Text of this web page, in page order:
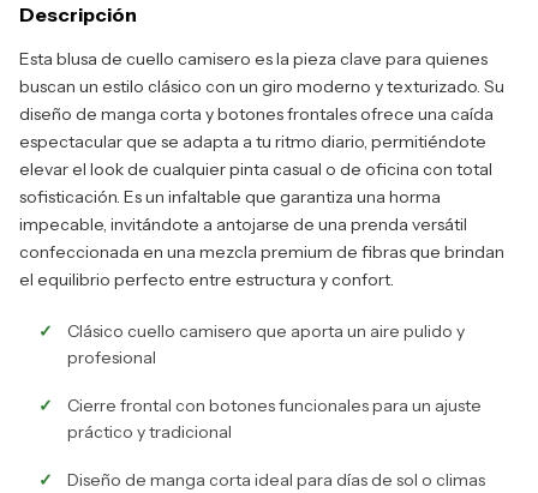
Descripción
Esta blusa de cuello camisero es la pieza clave para quienes
buscan un estilo clásico con un giro moderno y texturizado. Su
diseño de manga corta y botones frontales ofrece una caída
espectacular que se adapta a tu ritmo diario, permitiéndote
elevar el look de cualquier pinta casual o de oficina con total
sofisticación. Es un infaltable que garantiza una horma
impecable, invitándote a antojarse de una prenda versátil
confeccionada en una mezcla premium de fibras que brindan
el equilibrio perfecto entre estructura y confort.
Clásico cuello camisero que aporta un aire pulido y
profesional
Cierre frontal con botones funcionales para un ajuste
práctico y tradicional
Diseño de manga corta ideal para días de sol o climas